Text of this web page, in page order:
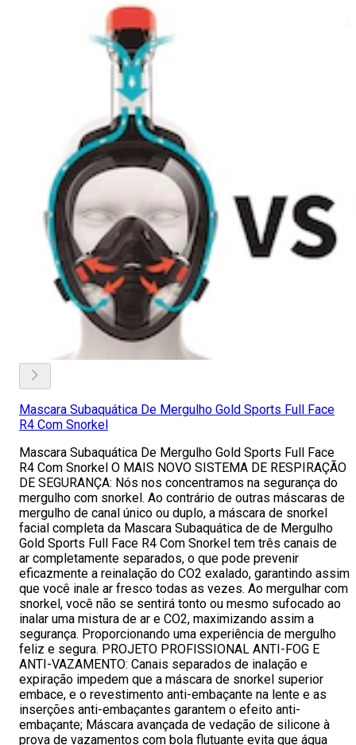
Mascara Subaquática De Mergulho Gold Sports Full Face
R4 Com Snorkel
Mascara Subaquática De Mergulho Gold Sports Full Face
R4 Com Snorkel O MAIS NOVO SISTEMA DE RESPIRAÇÃO
DE SEGURANÇA: Nós nos concentramos na segurança do
mergulho com snorkel. Ao contrário de outras máscaras de
mergulho de canal único ou duplo, a máscara de snorkel
facial completa da Mascara Subaquática de de Mergulho
Gold Sports Full Face R4 Com Snorkel tem três canais de
ar completamente separados, o que pode prevenir
eficazmente a reinalação do CO2 exalado, garantindo assim
que você inale ar fresco todas as vezes. Ao mergulhar com
snorkel, você não se sentirá tonto ou mesmo sufocado ao
inalar uma mistura de ar e CO2, maximizando assim a
segurança. Proporcionando uma experiência de mergulho
feliz e segura. PROJETO PROFISSIONAL ANTI-FOG E
ANTI-VAZAMENTO: Canais separados de inalação e
expiração impedem que a máscara de snorkel superior
embace, e o revestimento anti-embaçante na lente e as
inserções anti-embaçantes garantem o efeito anti-
embaçante; Máscara avançada de vedação de silicone à
prova de vazamentos com bola flutuante evita que água